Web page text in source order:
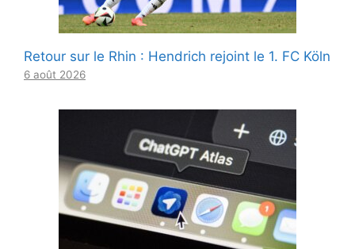
Retour sur le Rhin : Hendrich rejoint le 1. FC Köln
6 août 2026